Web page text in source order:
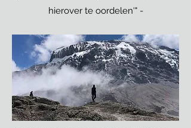
hierover te oordelen'" -